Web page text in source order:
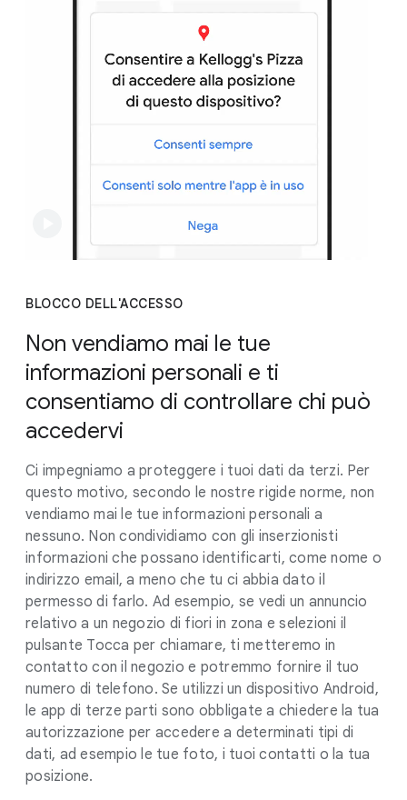
BLOCCO DELL'ACCESSO
Non vendiamo mai le tue
informazioni personali e ti
consentiamo di controllare chi può
accedervi
Ci impegniamo a proteggere i tuoi dati da terzi. Per
questo motivo, secondo le nostre rigide norme, non
vendiamo mai le tue informazioni personali a
nessuno. Non condividiamo con gli inserzionisti
informazioni che possano identificarti, come nome o
indirizzo email, a meno che tu ci abbia dato il
permesso di farlo. Ad esempio, se vedi un annuncio
relativo a un negozio di fiori in zona e selezioni il
pulsante Tocca per chiamare, ti metteremo in
contatto con il negozio e potremmo fornire il tuo
numero di telefono. Se utilizzi un dispositivo Android,
le app di terze parti sono obbligate a chiedere la tua
autorizzazione per accedere a determinati tipi di
dati, ad esempio le tue foto, i tuoi contatti o la tua
posizione.